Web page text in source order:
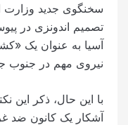
سخنگوی جدید وزارت
تصمیم اندونزی در
آسیا به عنوان یک
نیروی مهم در جنوب
با این حال، ذکر این
آشکار یک کانون ضد